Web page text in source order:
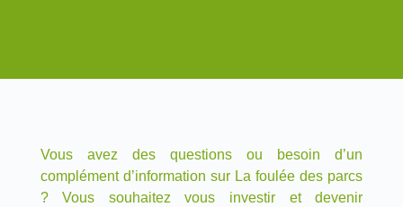
Vous avez des questions ou besoin d’un
complément d’information sur La foulée des parcs
? Vous souhaitez vous investir et devenir